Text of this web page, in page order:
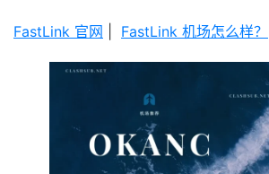
FastLink 官网 FastLink 机场怎么样？